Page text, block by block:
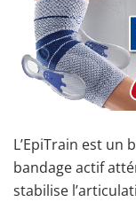
L’EpiTrain est un
bandage actif
stabilise